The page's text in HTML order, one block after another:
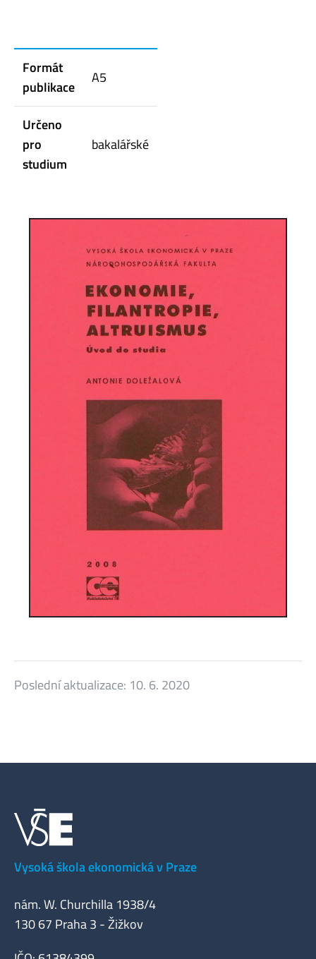
Formát
publikace
A5
Určeno
pro
studium
bakalářské
Poslední aktualizace: 10. 6. 2020
Vysoká škola ekonomická v Praze
nám. W. Churchilla 1938/4
130 67 Praha 3 - Žižkov